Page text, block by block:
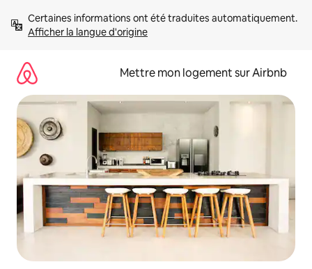
directement
Afficher la langue d'origine
Mettre mon logement sur Airbnb